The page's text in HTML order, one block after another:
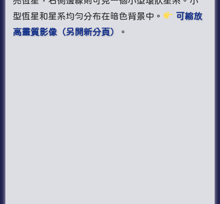
型恆星和星系均勻分布在暗色背景中。
可縮放
高畫質影像（另開新分頁）
。